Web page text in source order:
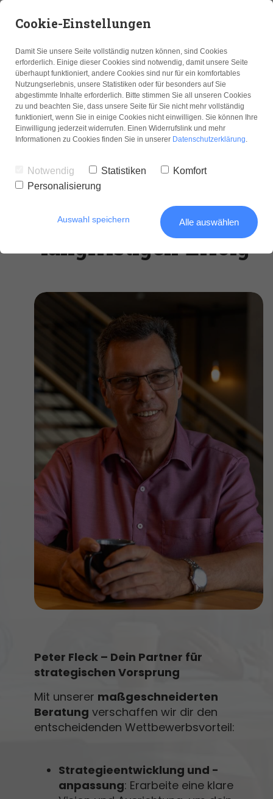
Strategieentwicklung für den Mittelstand
Coaching zur Führungskräfteentwicklung
Führung, die wirkt
Nachhaltiges Unternehmenswachstum
Checkliste: Strategisch wachsen
Selbsttest für Führungskräfte
FÜR MITTELSTÄNDISCHE
UNTERNEHMEN
Praxisorientierte
für klare
Entscheidungen und
langfristigen Erfolg
Peter Fleck – Dein Partner für
strategischen Vorsprung
Mit unserer maßgeschneiderten
Beratung verschaffen wir dir den
entscheidenden Wettbewerbsvorteil:
Strategieentwicklung und -
anpassung: Erarbeite eine klare
Cookie-Einstellungen
Damit Sie unsere Seite vollständig nutzen können, sind Cookies
erforderlich. Einige dieser Cookies sind notwendig, damit unsere Seite
überhaupt funktioniert, andere Cookies sind nur für ein komfortables
Nutzungserlebnis, unsere Statistiken oder für besonders auf Sie
abgestimmte Inhalte erforderlich. Bitte stimmen Sie all unseren Cookies
zu und beachten Sie, dass unsere Seite für Sie nicht mehr vollständig
funktioniert, wenn Sie in einige Cookies nicht einwilligen. Sie können Ihre
Einwilligung jederzeit widerrufen. Einen Widerrufslink und mehr
Informationen zu Cookies finden Sie in unserer Datenschutzerklärung.
Notwendig Statistiken
Komfort
Personalisierung
Auswahl speichern Alle auswählen